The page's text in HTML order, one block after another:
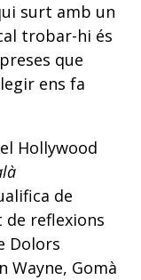
surt amb un
trobar-hi és
que
ens fa
Hollywood
de
reflexions
Dolors
Wayne, Gomà